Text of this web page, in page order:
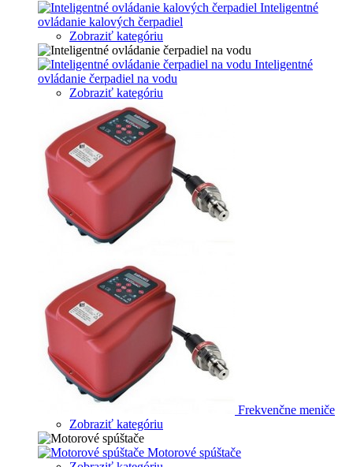
Inteligentné
ovládanie kalových čerpadiel
Zobraziť kategóriu
Inteligentné
ovládanie čerpadiel na vodu
Zobraziť kategóriu
Frekvenčne meniče
Zobraziť kategóriu
Motorové spúštače